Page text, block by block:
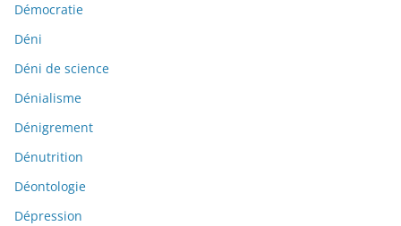
Démocratie
Déni
Déni de science
Dénialisme
Dénigrement
Dénutrition
Déontologie
Dépression